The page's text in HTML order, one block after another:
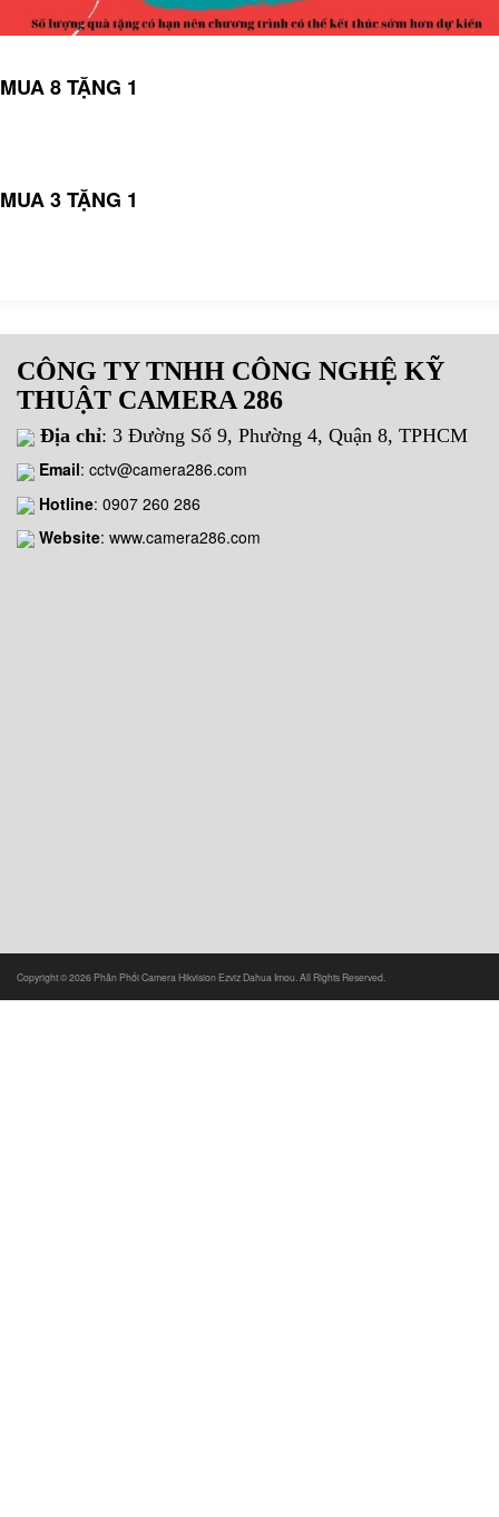
MUA 8 TẶNG 1
MUA 3 TẶNG 1
CÔNG TY TNHH CÔNG NGHỆ KỸ
THUẬT CAMERA 286
Địa chỉ: 3 Đường Số 9, Phường 4, Quận 8, TPHCM
Email: cctv@camera286.com
Hotline: 0907 260 286
Website: www.camera286.com
Copyright © 2026 Phân Phối Camera Hikvision Ezviz Dahua Imou. All Rights Reserved.